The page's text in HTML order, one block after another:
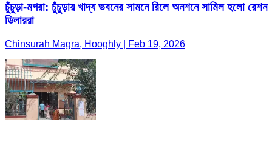
চুঁচুড়া-মগরা: চুঁচুড়ায় খাদ্য ভবনের সামনে রিলে অনশনে সামিল হলো রেশন
ডিলাররা
Chinsurah Magra, Hooghly | Feb 19, 2026